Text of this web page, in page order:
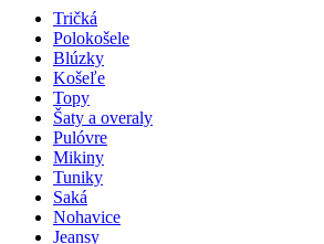
Tričká
Polokošele
Blúzky
Košeľe
Topy
Šaty a overaly
Pulóvre
Mikiny
Tuniky
Saká
Nohavice
Jeansy